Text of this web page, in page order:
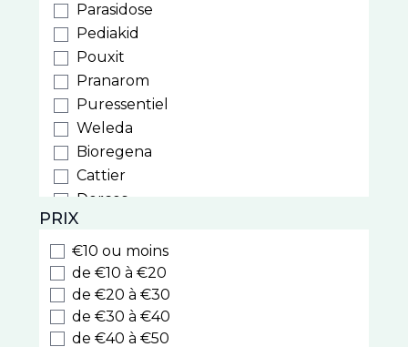
Parasidose
Pediakid
Pouxit
Pranarom
Puressentiel
Weleda
Bioregena
Cattier
Dercos
Ducray
Furterer
Sublime Curl
Triphasic
Hei Poa
Klorane
PRIX
€10 ou moins
de €10 à €20
de €20 à €30
de €30 à €40
de €40 à €50